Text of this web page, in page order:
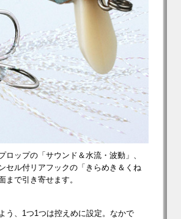
ップの「サウンド＆水流・波動」、
セル付リアフックの「きらめき＆くね
で引き寄せます。
う、1つ1つは控えめに設定。なかで